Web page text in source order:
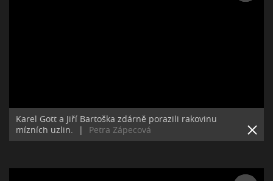
Karel Gott a Jiří Bartoška zdárně porazili rakovinu
mízních uzlin.
| Petra Zápecová